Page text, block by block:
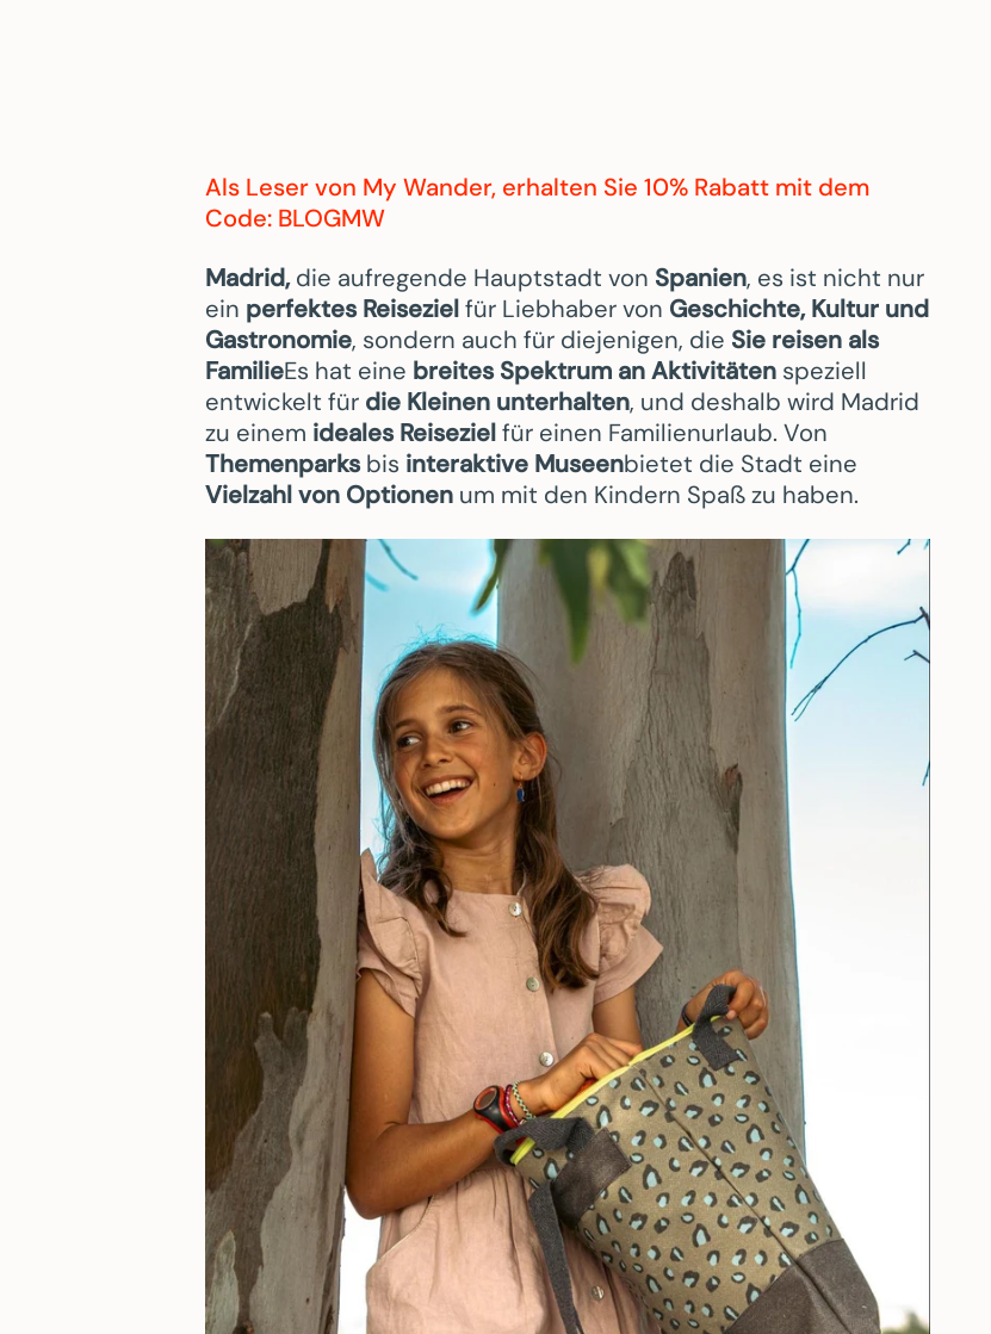
Als Leser von My Wander, erhalten Sie 10% Rabatt mit dem
Code: BLOGMW
Madrid,die aufregende Hauptstadt von Spanien, es ist nicht nur
ein perfektes Reisezielfür Liebhaber von Geschichte, Kultur und
Gastronomie, sondern auch für diejenigen, die Sie reisen als
FamilieEs hat eine breites Spektrum an Aktivitäten speziell
entwickelt für die Kleinen unterhalten, und deshalb wird Madrid
zu einem ideales Reisezielfür einen Familienurlaub. Von
Themenparksbis interaktive Museenbietet die Stadt eine
Vielzahl von Optionen um mit den Kindern Spaß zu haben.